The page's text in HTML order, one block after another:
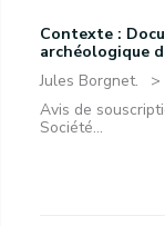
Contexte :
archéologique
Jules Borgnet.
Avis de
Société...